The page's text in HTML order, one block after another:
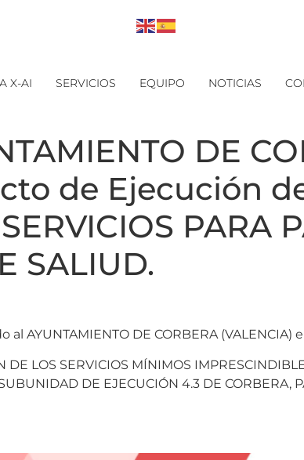
X-AI SERVICIOS EQUIPO NOTICIAS
DE
de Ejecución
PARA
SALIUD.
al AYUNTAMIENTO DE CORBERA
DE LOS SERVICIOS MÍNIMOS
DE EJECUCIÓN 4.3 DE CORBERA,